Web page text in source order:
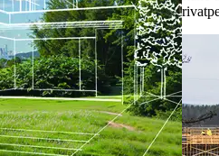
stora och små företag och till